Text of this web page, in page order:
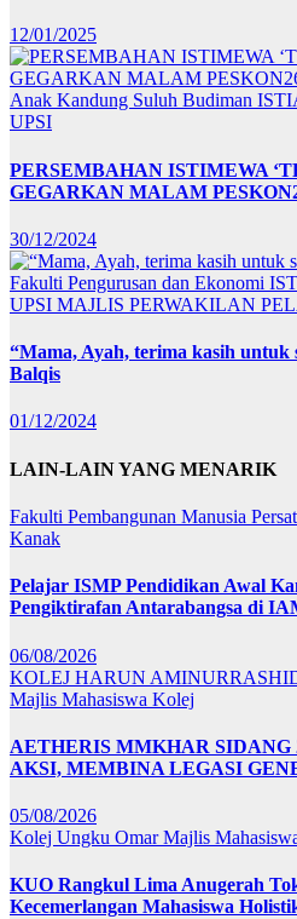
12/01/2025
Anak Kandung Suluh Budiman
UPSI
PERSEMBAHAN ISTIMEWA
GEGARKAN MALAM
30/12/2024
Fakulti Pengurusan dan Ekonomi
UPSI MAJLIS PERWAKILAN
“Mama, Ayah, terima kasih untuk
Balqis
01/12/2024
LAIN-LAIN YANG MENARIK
Fakulti Pembangunan Manusia
Kanak
Pelajar ISMP Pendidikan Awal
Pengiktirafan Antarabangsa di
06/08/2026
KOLEJ HARUN
Majlis Mahasiswa Kolej
AETHERIS MMKHAR SIDANG
AKSI, MEMBINA LEGASI
05/08/2026
Kolej Ungku OmarMajlis
KUO Rangkul Lima Anugerah
Kecemerlangan Mahasiswa